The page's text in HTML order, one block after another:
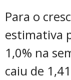
Para o
estimativa
1,0% na
caiu de